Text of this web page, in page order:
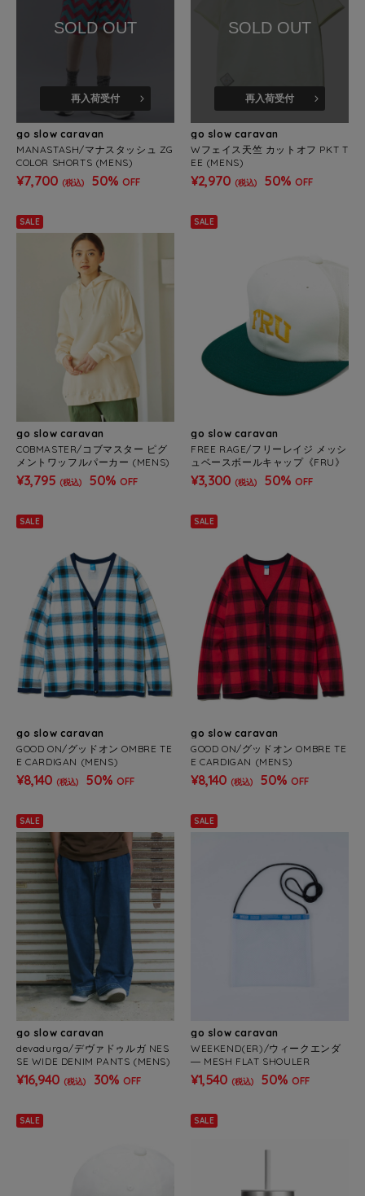
SOLD OUT
再入荷受付
go slow caravan
MANASTASH/マナスタッシュ ZG
COLOR SHORTS (MENS)
¥7,700 (税込) 50% OFF
SOLD OUT
再入荷受付
go slow caravan
Wフェイス天竺 カットオフ PKT T
EE (MENS)
¥2,970 (税込) 50% OFF
SALE
go slow caravan
COBMASTER/コブマスター ピグ
メントワッフルパーカー (MENS)
¥3,795 (税込) 50% OFF
SALE
go slow caravan
FREE RAGE/フリーレイジ メッシ
ュベースボールキャップ《FRU》
¥3,300 (税込) 50% OFF
SALE
go slow caravan
GOOD ON/グッドオン OMBRE TE
E CARDIGAN (MENS)
¥8,140 (税込) 50% OFF
SALE
go slow caravan
GOOD ON/グッドオン OMBRE TE
E CARDIGAN (MENS)
¥8,140 (税込) 50% OFF
SALE
go slow caravan
devadurga/デヴァドゥルガ NES
SE WIDE DENIM PANTS (MENS)
¥16,940 (税込) 30% OFF
SALE
go slow caravan
WEEKEND(ER)/ウィークエンダ
― MESH FLAT SHOULER
¥1,540 (税込) 50% OFF
SALE SALE